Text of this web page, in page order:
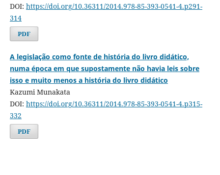
DOI: https://doi.org/10.36311/2014.978-85-393-0541-4.p291-
314
PDF
A legislação como fonte de história do livro didático,
numa época em que supostamente não havia leis sobre
isso e muito menos a história do livro didático
Kazumi Munakata
DOI: https://doi.org/10.36311/2014.978-85-393-0541-4.p315-
332
PDF